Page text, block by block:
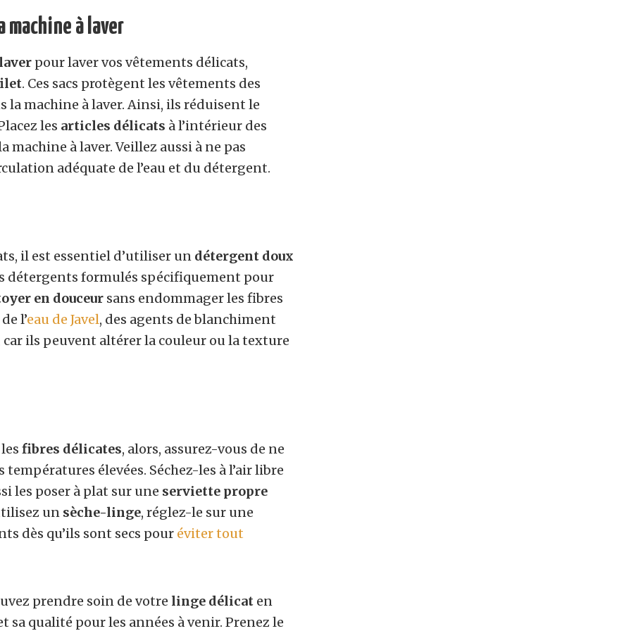
machine à laver
pour laver vos vêtements délicats,
. Ces sacs protègent les vêtements des
la machine à laver. Ainsi, ils réduisent le
les articles délicats à l’intérieur des
machine à laver. Veillez aussi à ne pas
adéquate de l’eau et du détergent.
il est essentiel d’utiliser un détergent doux
détergents formulés spécifiquement pour
en douceur sans endommager les fibres
l’eau de Javel, des agents de blanchiment
ils peuvent altérer la couleur ou la texture
fibres délicates, alors, assurez-vous de ne
élevées. Séchez-les à l’air libre
les poser à plat sur une serviette propre
un sèche-linge, réglez-le sur une
dès qu’ils sont secs pour éviter tout
prendre soin de votre linge délicat en
sa qualité pour les années à venir. Prenez le